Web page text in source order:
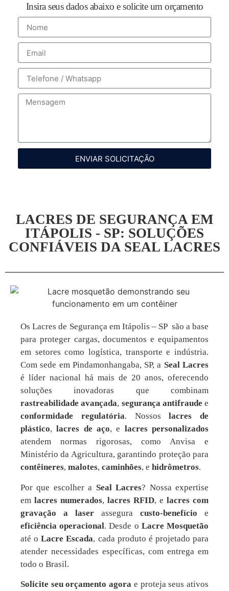
Insira seus dados abaixo e solicite um orçamento
ENVIAR SOLICITAÇÃO
LACRES DE SEGURANÇA EM
ITÁPOLIS - SP: SOLUÇÕES
CONFIÁVEIS DA SEAL LACRES
Os Lacres de Segurança em Itápolis – SP são a base
para proteger cargas, documentos e equipamentos
em setores como logística, transporte e indústria.
Com sede em Pindamonhangaba, SP, a Seal Lacres
é líder nacional há mais de 20 anos, oferecendo
soluções inovadoras que combinam
rastreabilidade avançada, segurança antifraude e
conformidade regulatória. Nossoslacres de
plástico,lacres de aço, e lacres personalizados
atendem normas rigorosas, como Anvisa e
Ministério da Agricultura, garantindo proteção para
contêineres, malotes, caminhões, e hidrômetros.
Por que escolher a Seal Lacres? Nossa expertise
em lacres numerados, lacres RFID, e lacres com
gravação a laser assegura custo-benefício e
eficiência operacional. Desde o Lacre Mosquetão
até oLacre Escada, cada produto é projetado para
atender necessidades específicas, com entrega em
todo o Brasil.
Solicite seu orçamento agora e proteja seus ativos